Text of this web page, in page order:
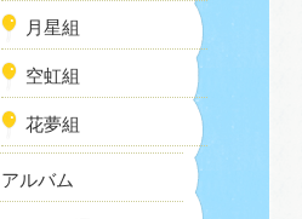
月星組
空虹組
花夢組
アルバム